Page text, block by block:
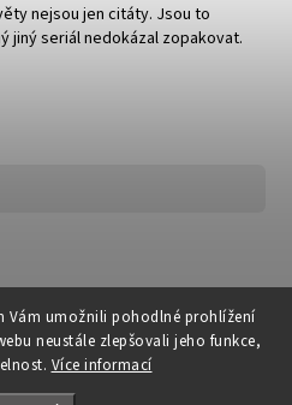
Vám umožnili pohodlné prohlížení
neustále zlepšovali jeho funkce,
Více informací
nejsou jen citáty. Jsou to
jiný seriál nedokázal zopakovat.